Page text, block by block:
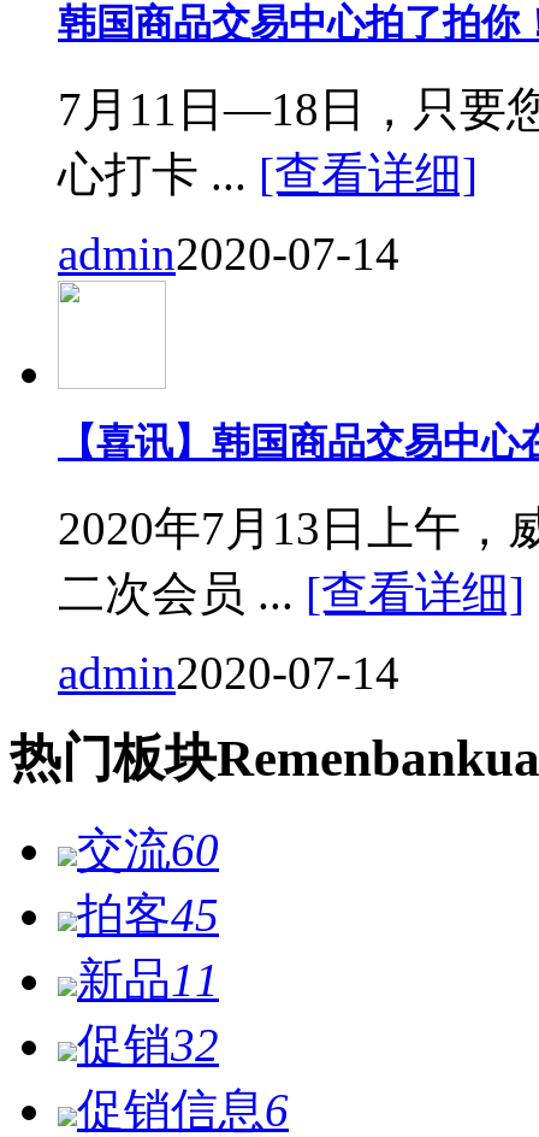
韩国商品交易中心拍了拍你
7月11日—18日，只要
心打卡 ... [查看详细]
admin2020-07-14
【喜讯】韩国商品交易中
2020年7月13日上午，
二次会员 ... [查看详细]
admin2020-07-14
热门板块Remen
交流60
拍客45
新品11
促销32
促销信息6